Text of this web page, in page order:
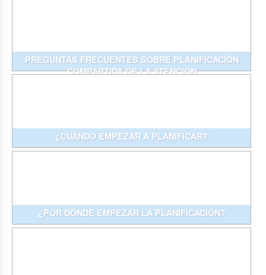
PREGUNTAS FRECUENTES SOBRE PLANIFICACIÓN
COMPARTIDA DE LA ATENCIÓN
¿CUÁNDO EMPEZAR A PLANIFICAR?
¿POR DÓNDE EMPEZAR LA PLANIFICACIÓN?